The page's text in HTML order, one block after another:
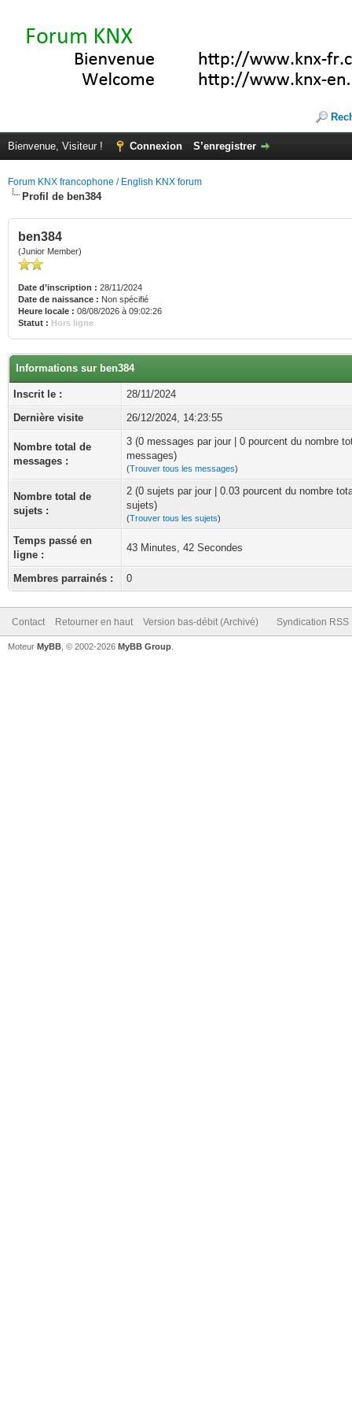
Bienvenue, Visiteur ! Connexion S’enregistrer
Forum KNX francophone / English KNX forum
Profil de ben384
ben384
(Junior Member)
Date d’inscription : 28/11/2024
Date de naissance : Non spécifié
Heure locale : 08/08/2026 à 09:02:26
Statut : Hors ligne
Informations sur ben384
Inscrit le :
28/11/2024
Dernière visite
26/12/2024, 14:23:55
Nombre total de
messages :
3 (0 messages par jour | 0 pourcent du nombre
messages)
(Trouver tous les messages)
Nombre total de
sujets :
2 (0 sujets par jour | 0.03 pourcent du nombre
sujets)
(Trouver tous les sujets)
Temps passé en
ligne :
43 Minutes, 42 Secondes
Membres parrainés : 0
Contact Retourner en haut Version bas-débit (Archivé) Syndication RSS
Moteur MyBB , © 2002-2026 MyBB Group